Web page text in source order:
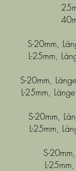
S-20mm,
L-25mm,
S-20mm,
L-25mm,
S-20mm,
L-25mm,
S-
L-